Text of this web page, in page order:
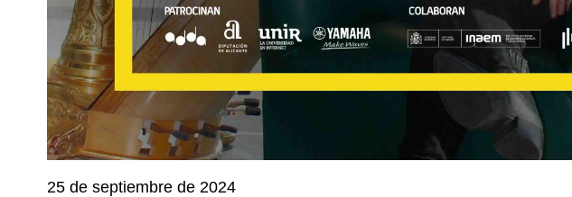
25 de septiembre de 2024